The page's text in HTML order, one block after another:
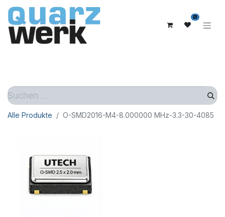
0
Alle Produkte O-SMD2016-M4-8.000000 MHz-3.3-30-4085